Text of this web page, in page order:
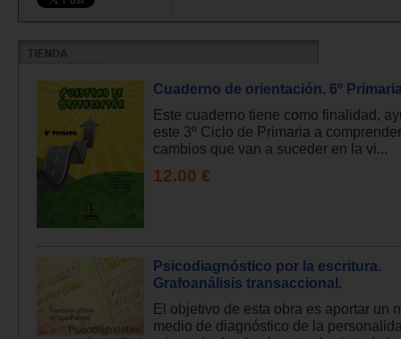
Cuaderno de orientación. 6º
Este cuaderno tiene como finalidad,
este 3º Ciclo de Primaria a
cambios que van a suceder en la vi...
12.00 €
Psicodiagnóstico por la escritura.
Grafoanálisis transaccional.
El objetivo de esta obra es aportar un
medio de diagnóstico de la